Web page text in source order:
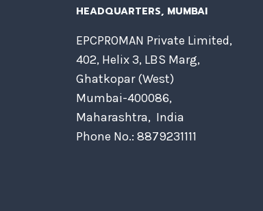
HEADQUARTERS​, MUMBAI
EPCPROMAN Private Limited,
402, Helix 3, LBS Marg,
Ghatkopar (West)
Mumbai-400086,
Maharashtra, India
Phone No.: 8879231111